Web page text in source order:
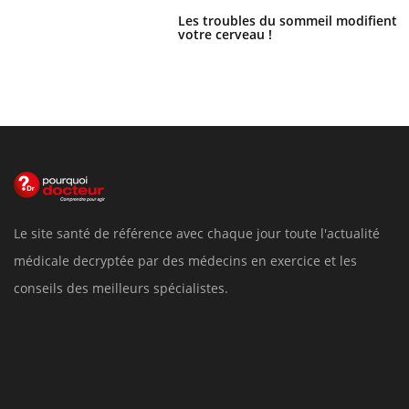
Les troubles du sommeil modifient
votre cerveau !
Le site santé de référence avec chaque jour toute l'actualité
médicale decryptée par des médecins en exercice et les
conseils des meilleurs spécialistes.